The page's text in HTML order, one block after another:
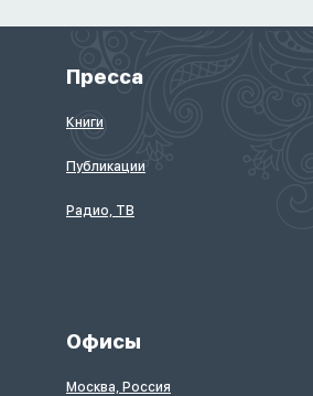
Пресса
Книги
Публикации
Радио, ТВ
Офисы
Москва, Россия